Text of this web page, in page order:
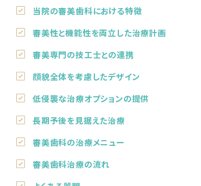
当院の審美歯科における特徴
審美性と機能性を両立した治療計画
審美専門の技工士との連携
顔貌全体を考慮したデザイン
低侵襲な治療オプションの提供
長期予後を見据えた治療
審美歯科の治療メニュー
審美歯科治療の流れ